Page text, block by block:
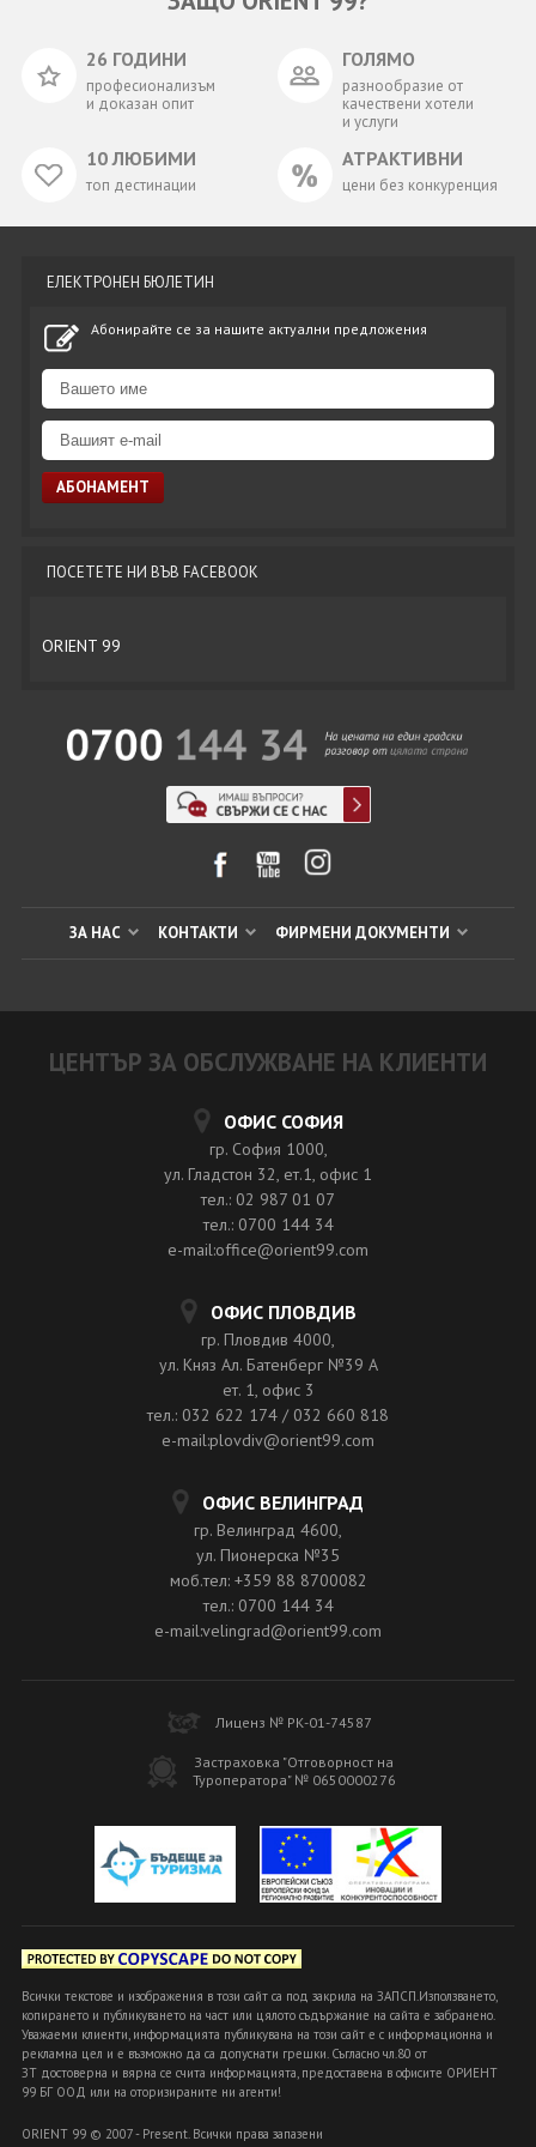
26 ГОДИНИ
професионализъм
и доказан опит
ГОЛЯМО
разнообразие от
качествени хотели
и услуги
10 ЛЮБИМИ
топ дестинации
АТРАКТИВНИ
цени без конкуренция
ЕЛЕКТРОНЕН БЮЛЕТИН
Абонирайте се за нашите актуални предложения
ПОСЕТЕТЕ НИ ВЪВ FACEBOOK
ORIENT 99
ЗА НАС КОНТАКТИ ФИРМЕНИ ДОКУМЕНТИ
ЦЕНТЪР ЗА ОБСЛУЖВАНЕ НА КЛИЕНТИ
ОФИС СОФИЯ
гр. София 1000,
ул. Гладстон 32, ет.1, офис 1
тел.: 02 987 01 07
тел.: 0700 144 34
e-mail:office@orient99.com
ОФИС ПЛОВДИВ
гр. Пловдив 4000,
ул. Княз Ал. Батенберг №39 A
ет. 1, офис 3
тел.: 032 622 174 / 032 660 818
e-mail:plovdiv@orient99.com
ОФИС ВЕЛИНГРАД
гр. Велинград 4600,
ул. Пионерска №35
моб.тел: +359 88 8700082
тел.: 0700 144 34
e-mail:velingrad@orient99.com
Лиценз № РК-01-74587
Застраховка "Отговорност на
Туроператора" № 0650000276
Всички текстове и изображения в този сайт са под закрила на ЗАПСП.Използването,
копирането и публикуването на част или цялото съдържание на сайта е забранено.
Уважаеми клиенти, информацията публикувана на този сайт е с информационна и
рекламна цел и е възможно да са допуснати грешки. Съгласно чл.80 от
ЗТ достоверна и вярна се счита информацията, предоставена в офисите ОРИЕНТ
99 БГ ООД или на оторизираните ни агенти!
ORIENT 99 © 2007 - Present. Всички права запазени